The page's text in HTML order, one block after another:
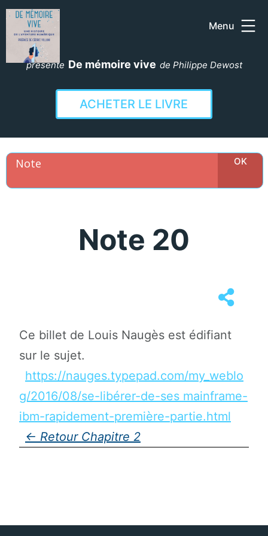
Aller
contenu
Menu
présente De mémoire vive de Philippe Dewost
ACHETER LE LIVRE
Note 20
Ce billet de Louis Naugès est édifiant
sur le sujet.
https://nauges.typepad.com/my_weblo
g/2016/08/se-libérer-de-ses mainframe-
ibm-rapidement-première-partie.html
Chapitre 2